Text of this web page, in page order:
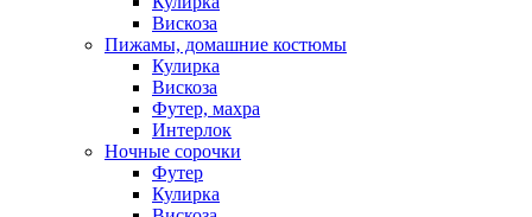
Вискоза
Пижамы, домашние костюмы
Кулирка
Вискоза
Футер, махра
Интерлок
Ночные сорочки
Футер
Кулирка